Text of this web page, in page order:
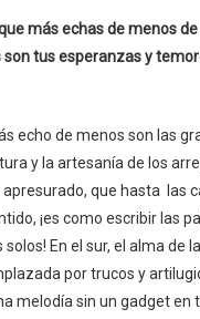
más echas de menos
son tus esperanzas y
echo de menos son las
y la artesanía de los
que hasta las
¡es como escribir las
En el sur, el alma de
por trucos y
melodía sin un gadget en